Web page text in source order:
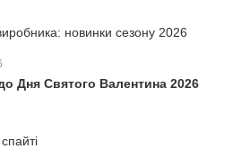
новинки сезону 2026
Дня Святого Валентина 2026